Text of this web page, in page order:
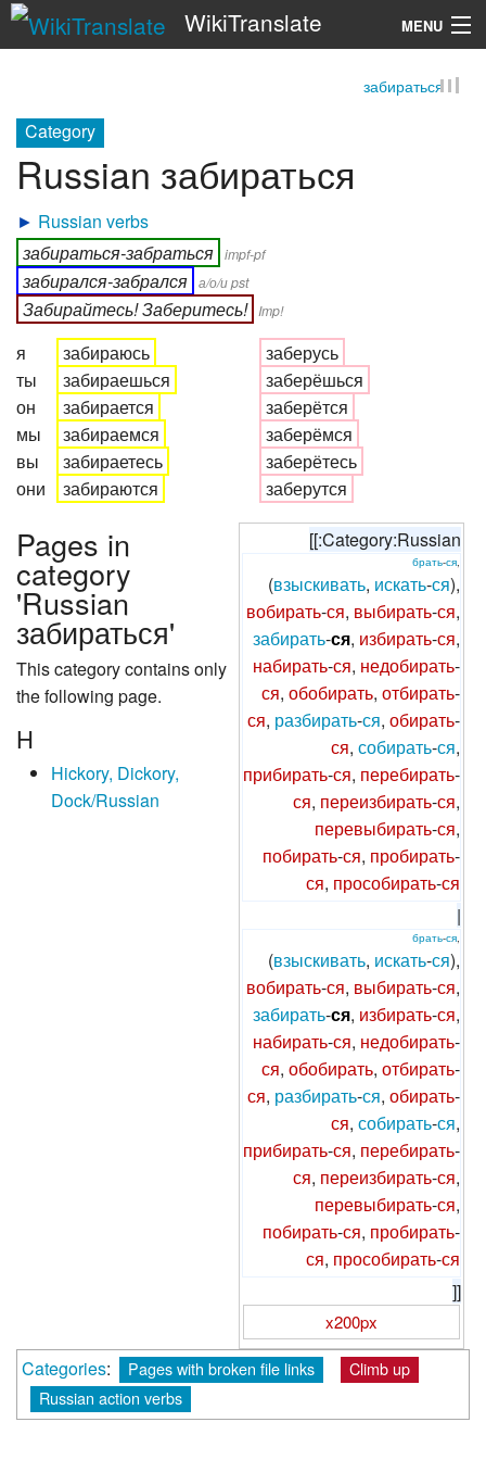
WikiTranslate MENU
забираться
Category
Russian забираться
► Russian verbs
забираться-забраться impf-pf
забирался-забрался а/о/и pst
Забирайтесь! Заберитесь! Imp!
я
ты
он
мы
вы
они
забираюсь
забираешься
забирается
забираемся
забираетесь
забираются
заберусь
заберёшься
заберётся
заберёмся
заберётесь
заберутся
[[:Category:Russian
брать-ся
(взыскивать, искать-ся),
вобирать-ся, выбирать-ся,
забирать-ся, избирать-ся,
набирать-ся, недобирать-
ся, обобирать, отбирать-
ся, разбирать-ся, обирать-
ся, собирать-ся,
прибирать-ся, перебирать-
ся, переизбирать-ся,
перевыбирать-ся,
побирать-ся, пробирать-
ся, прособирать-ся
|
брать-ся
(взыскивать, искать-ся),
вобирать-ся, выбирать-ся,
забирать-ся, избирать-ся,
набирать-ся, недобирать-
ся, обобирать, отбирать-
ся, разбирать-ся, обирать-
ся, собирать-ся,
прибирать-ся, перебирать-
ся, переизбирать-ся,
перевыбирать-ся,
побирать-ся, пробирать-
ся, прособирать-ся
]]
x200px
Pages in
category
'Russian
забираться'
This category contains only
the following page.
H
Hickory, Dickory,
Dock/Russian
Categories: Pages with broken file links
Climb up
Russian action verbs